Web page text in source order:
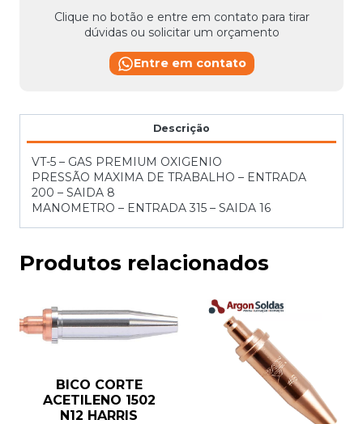
Clique no botão e entre em contato para tirar
dúvidas ou solicitar um orçamento
Entre em contato
Descrição
VT-5 – GAS PREMIUM OXIGENIO
PRESSÃO MAXIMA DE TRABALHO – ENTRADA
200 – SAIDA 8
MANOMETRO – ENTRADA 315 – SAIDA 16
Produtos relacionados
BICO CORTE
ACETILENO 1502
N12 HARRIS